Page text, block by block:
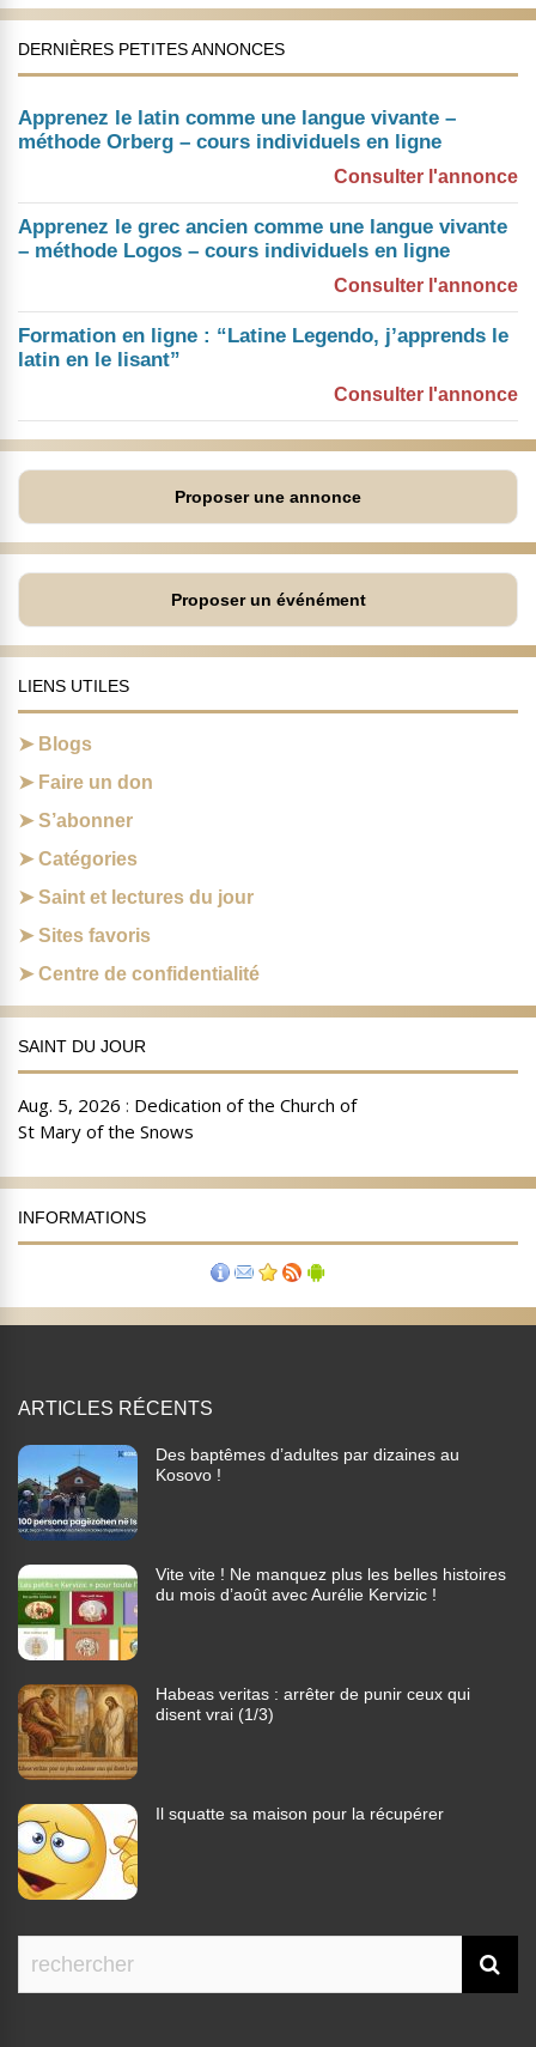
DERNIÈRES PETITES ANNONCES
Apprenez le latin comme une langue vivante –
méthode Orberg – cours individuels en ligne
Consulter l'annonce
Apprenez le grec ancien comme une langue vivante
– méthode Logos – cours individuels en ligne
Consulter l'annonce
Formation en ligne : “Latine Legendo, j’apprends le
latin en le lisant”
Consulter l'annonce
Proposer une annonce
Proposer un événément
LIENS UTILES
Blogs
Faire un don
S’abonner
Catégories
Saint et lectures du jour
Sites favoris
Centre de confidentialité
SAINT DU JOUR
INFORMATIONS
ARTICLES RÉCENTS
Des baptêmes d’adultes par dizaines au
Kosovo !
Vite vite ! Ne manquez plus les belles histoires
du mois d’août avec Aurélie Kervizic !
Habeas veritas : arrêter de punir ceux qui
disent vrai (1/3)
Il squatte sa maison pour la récupérer